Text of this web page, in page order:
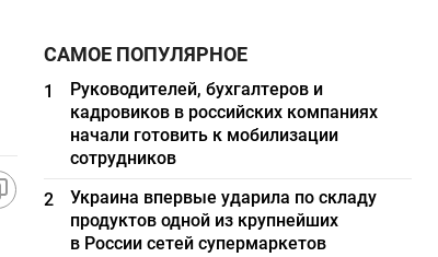
САМОЕ ПОПУЛЯРНОЕ
1
Руководителей, бухгалтеров и
кадровиков в российских компаниях
начали готовить к мобилизации
сотрудников
2
Украина впервые ударила по складу
продуктов одной из крупнейших
в России сетей супермаркетов